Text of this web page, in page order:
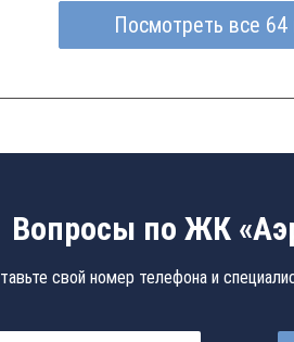
Посмотреть все 64
Вопросы по ЖК
свой номер телефона и